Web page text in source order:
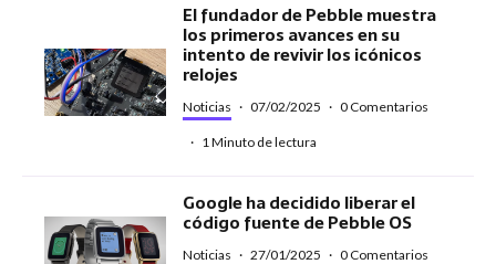
El fundador de Pebble muestra
los primeros avances en su
intento de revivir los icónicos
relojes
Noticias · 07/02/2025 · 0 Comentarios
· 1 Minuto de lectura
Google ha decidido liberar el
código fuente de Pebble OS
Noticias · 27/01/2025 · 0 Comentarios